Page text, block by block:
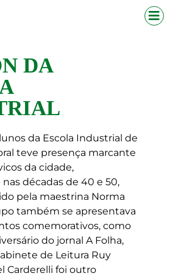
DA
da Escola Industrial de
teve presença marcante
da cidade,
décadas de 40 e 50,
pela maestrina Norma
também se apresentava
comemorativos, como
do jornal A Folha,
de Leitura Ruy
Carderelli foi outro